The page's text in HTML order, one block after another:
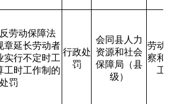
劳动保障法
章延长劳动者
实行不定时工
工时工作制的
罚
行政处
罚
会同县人力
资源和社会
保障局（县
级）
劳动
察和
工